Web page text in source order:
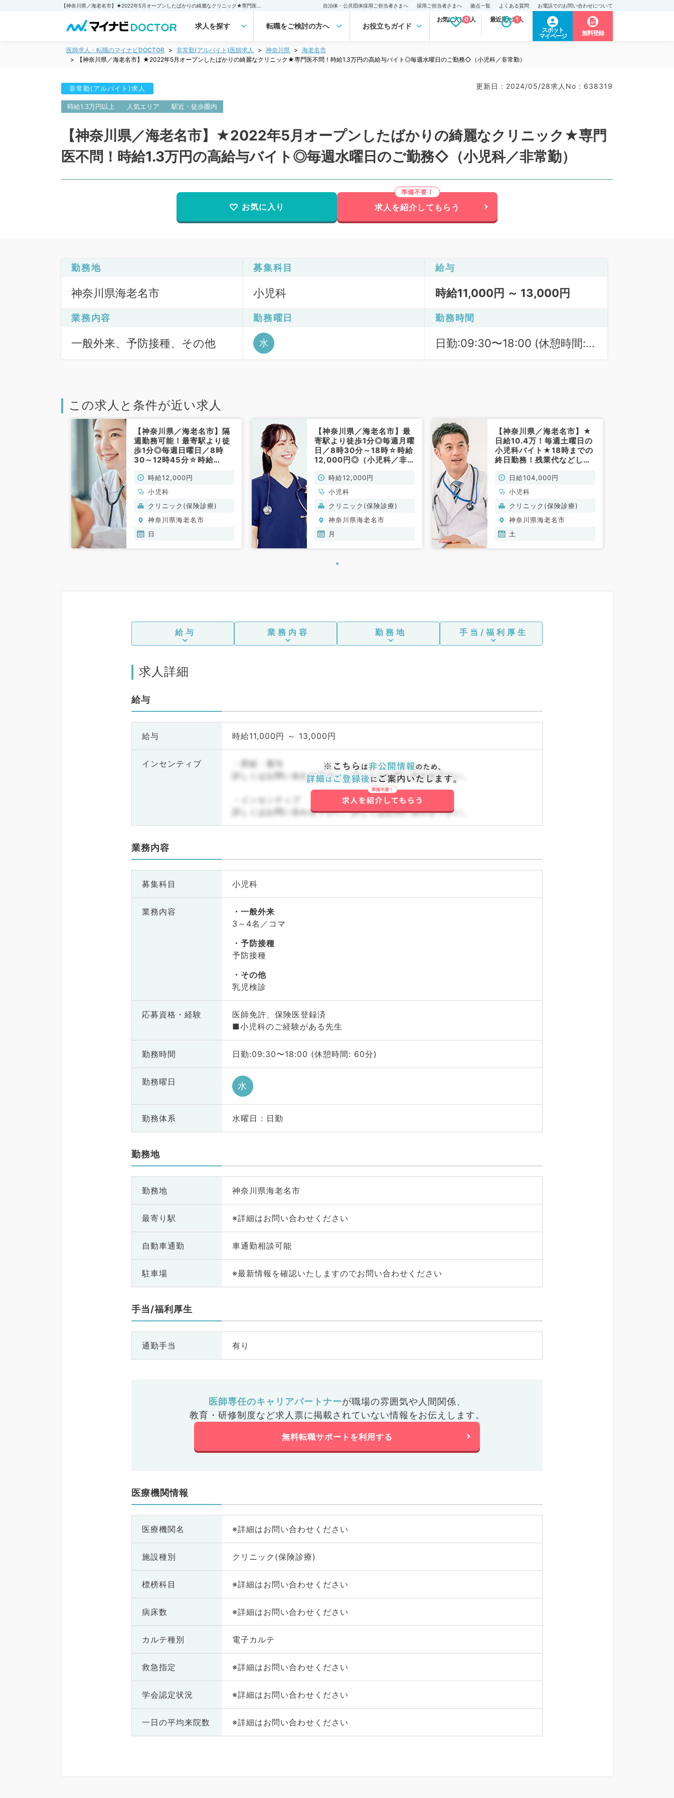
自治体・公共団体採用ご担当者さまへ 採用ご担当者さまへ 拠点一覧 よくある質問 お電話でのお問い合わせについて
求人を探す 転職をご検討の方へ お役立ちガイド
お気に入り求人
0 最近見た求人
1
スポット
マイページ
無料登録
医師求人・転職のマイナビDOCTOR 非常勤(アルバイト)医師求人 神奈川県
海老名市
【神奈川県／海老名市】★2022年5月オープンしたばかりの綺麗なクリニック★専門医不問！時給1.3万円の高給与バイト◎毎週水曜日のご勤務◇（小児科／非常勤）
非常勤(アルバイト)求人 更新日 : 2024/05/28求人No : 638319
時給1.3万円以上 人気エリア 駅近・徒歩圏内
【神奈川県／海老名市】★2022年5月オープンしたばかりの綺麗なクリニック★専門
医不問！時給1.3万円の高給与バイト◎毎週水曜日のご勤務◇（小児科／非常勤）
お気に入り 求人を紹介してもらう
勤務地
神奈川県海老名市
募集科目
小児科
給与
時給11,000円 ～ 13,000円
業務内容
一般外来、予防接種、その他
勤務曜日
水
勤務時間
日勤:09:30〜18:00 (休憩時間:
この求人と条件が近い求人
【神奈川県／海老名市】隔
週勤務可能！最寄駅より徒
歩1分◎毎週日曜日／8時
30～12時45分☆時給
仕事です（小児科／非常
勤）
時給12,000円
小児科
クリニック(保険診療)
神奈川県海老名市
日
【神奈川県／海老名市】最
寄駅より徒歩1分◎毎週月曜
日／8時30分～18時☆時給
12,000円◎（小児科／非
時給12,000円
小児科
クリニック(保険診療)
神奈川県海老名市
月
【神奈川県／海老名市】★
日給10.4万！毎週土曜日の
小児科バイト★18時までの
終日勤務！残業代などしっ
務先です（小児科／非常
勤）
日給104,000円
小児科
クリニック(保険診療)
神奈川県海老名市
土
給与 業務内容 勤務地 手当/福利厚生
求人詳細
給与
給与 時給11,000円 ～ 13,000円
インセンティブ
・昇給・賞与
詳しくはお問い合わせ下さい。詳しくはお問い合わせ下さい。
・インセンティブ
詳しくはお問い合わせ下さい。詳しくはお問い合わせ下さい。
業務内容
募集科目 小児科
業務内容
一般外来
3～4名／コマ
予防接種
予防接種
その他
乳児検診
応募資格・ 経験
医師免許、保険医登録済
■小児科のご経験がある先生
勤務時間 日勤:09:30〜18:00 (休憩時間: 60分)
勤務曜日 水
勤務体系 水曜日 : 日勤
勤務地
勤務地 神奈川県海老名市
最寄り駅 ※詳細はお問い合わせください
自動車通勤 車通勤相談可能
駐車場 ※最新情報を確認いたしますのでお問い合わせください
手当/福利厚生
通勤手当 有り
医師専任のキャリアパートナーが職場の雰囲気や人間関係、
教育・研修制度など求人票に掲載されていない情報をお伝えします。
無料転職サポートを利用する
医療機関情報
医療機関名 ※詳細はお問い合わせください
施設種別 クリニック(保険診療)
標榜科目 ※詳細はお問い合わせください
病床数 ※詳細はお問い合わせください
カルテ種別 電子カルテ
救急指定 ※詳細はお問い合わせください
学会認定状況 ※詳細はお問い合わせください
一日の平均来院数 ※詳細はお問い合わせください